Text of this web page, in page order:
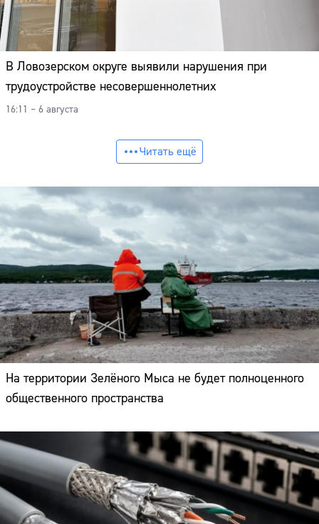
В Ловозерском округе выявили нарушения при
трудоустройстве несовершеннолетних
16:11 – 6 августа
Читать ещё
На территории Зелёного Мыса не будет полноценного
общественного пространства